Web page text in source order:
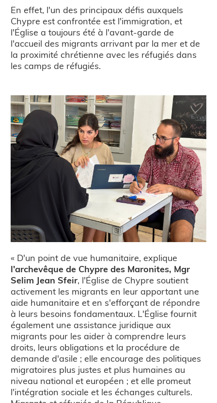
En effet, l'un des principaux défis auxquels
Chypre est confrontée est l'immigration, et
l'Église a toujours été à l'avant-garde de
l'accueil des migrants arrivant par la mer et de
la proximité chrétienne avec les réfugiés dans
les camps de réfugiés.
« D'un point de vue humanitaire, explique
l'archevêque de Chypre des Maronites, Mgr
Selim Jean Sfeir, l'Église de Chypre soutient
activement les migrants en leur apportant une
aide humanitaire et en s'efforçant de répondre
à leurs besoins fondamentaux. L'Église fournit
également une assistance juridique aux
migrants pour les aider à comprendre leurs
droits, leurs obligations et la procédure de
demande d'asile ; elle encourage des politiques
migratoires plus justes et plus humaines au
niveau national et européen ; et elle promeut
l'intégration sociale et les échanges culturels.